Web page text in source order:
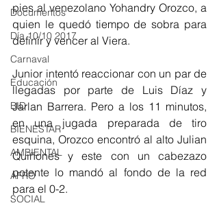
Documentos
Día 10/10 2017
Carnaval
Educación
BID
BIENESTAR
AMBIENTAL
AFRO
SOCIAL
pies al venezolano Yohandry Orozco, a
quien le quedó tiempo de sobra para
definir y vencer al Viera.
Junior intentó reaccionar con un par de
llegadas por parte de Luis Díaz y
Jarlan Barrera. Pero a los 11 minutos,
en una jugada preparada de tiro
esquina, Orozco encontró al alto Julian
Quiñones y este con un cabezazo
potente lo mandó al fondo de la red
para el 0-2.